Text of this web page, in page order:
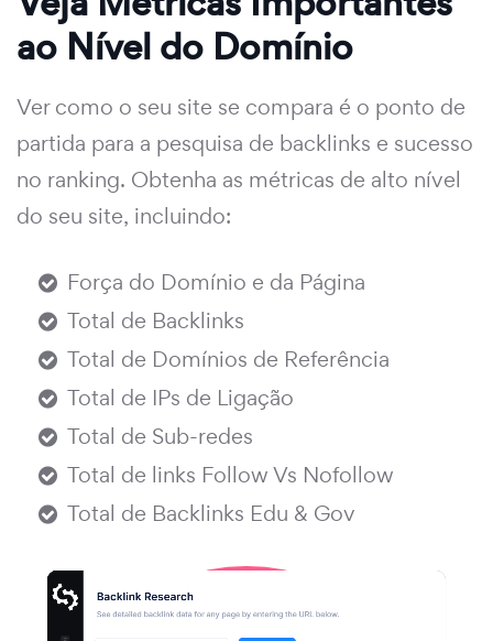
ao Nível do Domínio
Ver como o seu site se compara é o ponto de
partida para a pesquisa de backlinks e sucesso
no ranking. Obtenha as métricas de alto nível
do seu site, incluindo:
Força do Domínio e da Página
Total de Backlinks
Total de Domínios de Referência
Total de IPs de Ligação
Total de Sub-redes
Total de links Follow Vs Nofollow
Total de Backlinks Edu & Gov